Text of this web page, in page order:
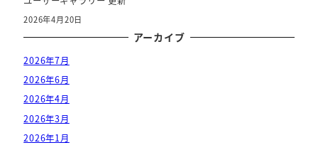
2026年4月20日
アーカイブ
2026年7月
2026年6月
2026年4月
2026年3月
2026年1月